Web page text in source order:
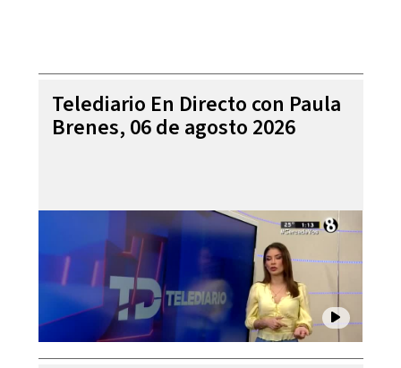
Telediario En Directo con Paula
Brenes, 06 de agosto 2026